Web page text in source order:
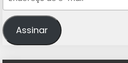
Assinar